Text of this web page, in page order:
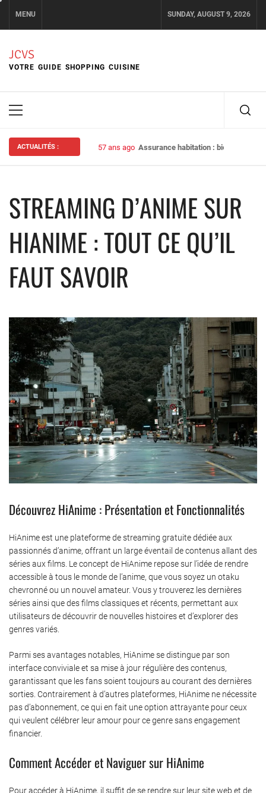
content
MENU SUNDAY, AUGUST 9, 2026
JCVS
VOTRE GUIDE SHOPPING CUISINE
Primary
ACTUALITÉS : 57 ans ago Assurance habitation : bien choisir
STREAMING D’ANIME SUR
HIANIME : TOUT CE QU’IL
FAUT SAVOIR
Découvrez HiAnime : Présentation et Fonctionnalités
HiAnime est une plateforme de streaming gratuite dédiée aux
passionnés d’anime, offrant un large éventail de contenus allant des
séries aux films. Le concept de HiAnime repose sur l’idée de rendre
accessible à tous le monde de l’anime, que vous soyez un otaku
chevronné ou un nouvel amateur. Vous y trouverez les dernières
séries ainsi que des films classiques et récents, permettant aux
utilisateurs de découvrir de nouvelles histoires et d’explorer des
genres variés.
Parmi ses avantages notables, HiAnime se distingue par son
interface conviviale et sa mise à jour régulière des contenus,
garantissant que les fans soient toujours au courant des dernières
sorties. Contrairement à d’autres plateformes, HiAnime ne nécessite
pas d’abonnement, ce qui en fait une option attrayante pour ceux
qui veulent célébrer leur amour pour ce genre sans engagement
financier.
Comment Accéder et Naviguer sur HiAnime
Pour accéder à HiAnime, il suffit de se rendre sur leur site web et de